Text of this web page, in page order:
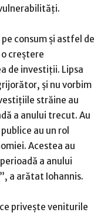
consum și astfel de
creștere
de investiții. Lipsa
și nu vorbim
străine au
a anului trecut. Au
au un rol
Acestea au
a anului
a arătat Iohannis.
privește veniturile